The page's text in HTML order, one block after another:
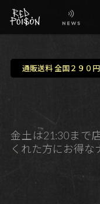
FB
通販送料 全国２９０円
金土は21:30まで
くれた方にお得な